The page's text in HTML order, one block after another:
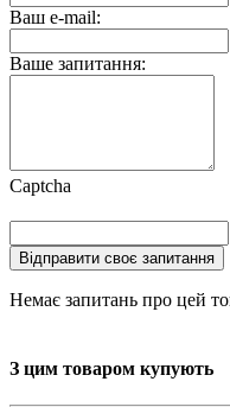
Ваш e-mail:
Ваше запитання:
Captcha
Відправити своє запитання
Немає запитань про цей
З цим товаром купують